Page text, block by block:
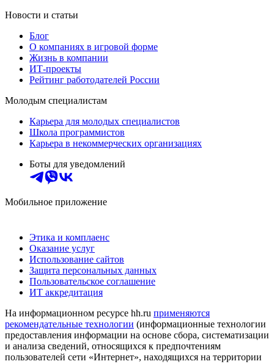
Новости и статьи
Блог
О компаниях в игровой форме
Жизнь в компании
ИТ-проекты
Рейтинг работодателей России
Молодым специалистам
Карьера для молодых специалистов
Школа программистов
Карьера в некоммерческих организациях
Боты для уведомлений
Мобильное приложение
Этика и комплаенс
Оказание услуг
Использование сайтов
Защита персональных данных
Пользовательское соглашение
ИТ аккредитация
На информационном ресурсе hh.ru применяются
рекомендательные технологии (информационные технологии
предоставления информации на основе сбора, систематизации
и анализа сведений, относящихся к предпочтениям
пользователей сети «Интернет», находящихся на территории